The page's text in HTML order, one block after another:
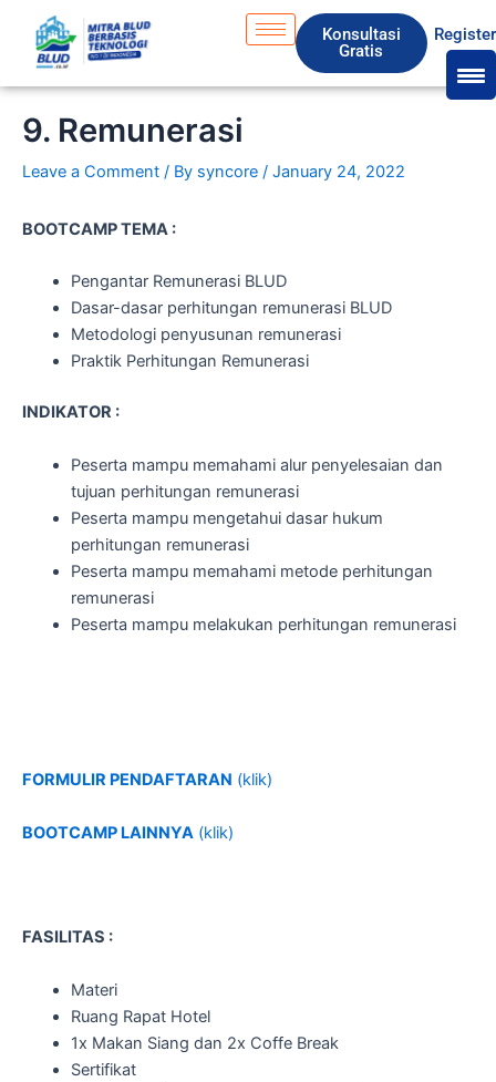
content
Konsultasi
Gratis
Register
9. Remunerasi
Leave a Comment / By syncore / January 24, 2022
BOOTCAMP TEMA :
Pengantar Remunerasi BLUD
Dasar-dasar perhitungan remunerasi BLUD
Metodologi penyusunan remunerasi
Praktik Perhitungan Remunerasi
INDIKATOR :
Peserta mampu memahami alur penyelesaian dan
tujuan perhitungan remunerasi
Peserta mampu mengetahui dasar hukum
perhitungan remunerasi
Peserta mampu memahami metode perhitungan
remunerasi
Peserta mampu melakukan perhitungan remunerasi
FORMULIR PENDAFTARAN (klik)
BOOTCAMP LAINNYA (klik)
FASILITAS :
Materi
Ruang Rapat Hotel
1x Makan Siang dan 2x Coffe Break
Sertifikat
c
h